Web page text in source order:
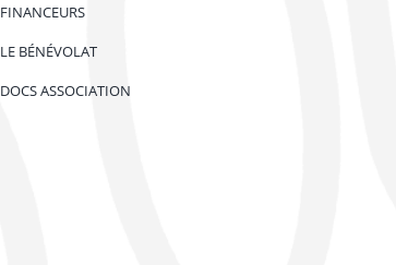
FINANCEURS
LE BÉNÉVOLAT
DOCS ASSOCIATION